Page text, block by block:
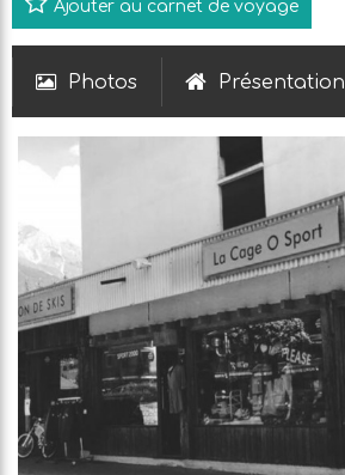
Ajouter au carnet de voyage
Photos Présentation